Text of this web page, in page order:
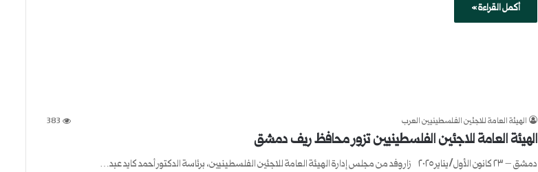
أكمل القراءة »
الهيئة العامة للاجئين الفلسطينيين العرب 383
الهيئة العامة للاجئين الفلسطينيين تزور محافظ ريف دمشق
دمشق – ٢٣ كانون الأول/يناير ٢٠٢٥ زار وفد من مجلس إدارة الهيئة العامة للاجئين الفلسطينيين، برئاسة الدكتور أحمد كايد عبد…